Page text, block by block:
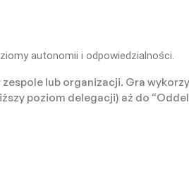
autonomii i odpowiedzialności.
lub organizacji. Gra
poziom delegacji) aż do